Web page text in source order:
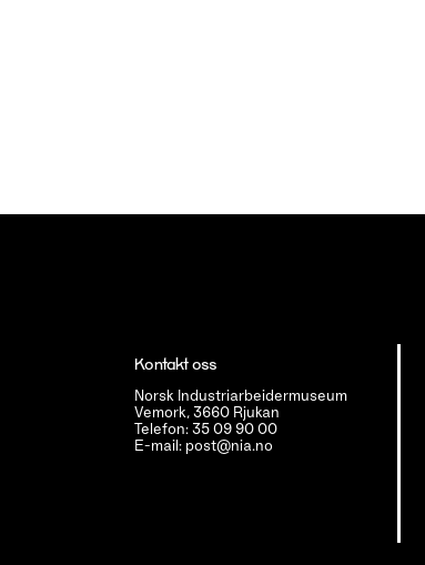
Kontakt oss
Norsk Industriarbeidermuseum
Vemork, 3660 Rjukan
Telefon: 35 09 90 00
E-mail: post@nia.no